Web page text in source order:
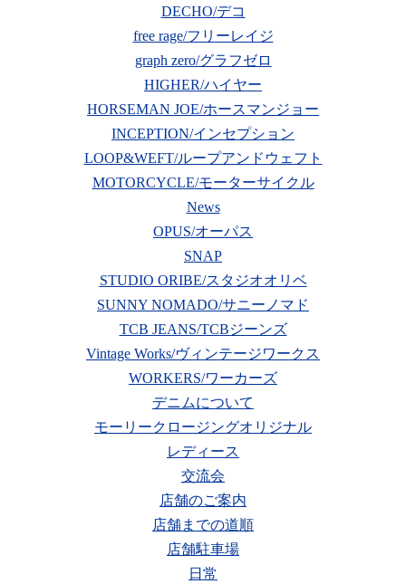
DECHO/デコ
free rage/フリーレイジ
graph zero/グラフゼロ
HIGHER/ハイヤー
HORSEMAN JOE/ホースマンジョー
INCEPTION/インセプション
LOOP&WEFT/ループアンドウェフト
MOTORCYCLE/モーターサイクル
News
OPUS/オーパス
SNAP
STUDIO ORIBE/スタジオオリベ
SUNNY NOMADO/サニーノマド
TCB JEANS/TCBジーンズ
Vintage Works/ヴィンテージワークス
WORKERS/ワーカーズ
デニムについて
モーリークロージングオリジナル
レディース
交流会
店舗のご案内
店舗までの道順
店舗駐車場
日常